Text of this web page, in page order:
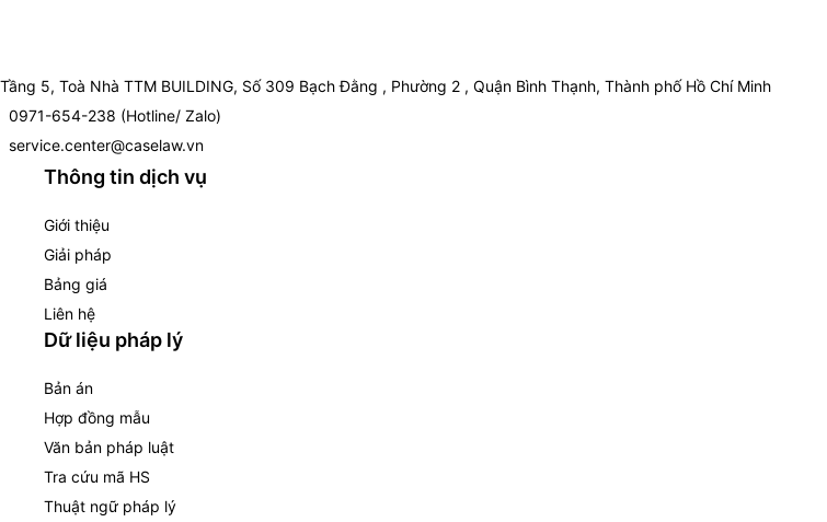
Tầng 5, Toà Nhà TTM BUILDING, Số 309 Bạch Đằng , Phường 2 , Quận Bình Thạnh, Thành phố Hồ Chí Minh
0971-654-238 (Hotline/ Zalo)
service.center@caselaw.vn
Thông tin dịch vụ
Giới thiệu
Giải pháp
Bảng giá
Liên hệ
Dữ liệu pháp lý
Bản án
Hợp đồng mẫu
Văn bản pháp luật
Tra cứu mã HS
Thuật ngữ pháp lý